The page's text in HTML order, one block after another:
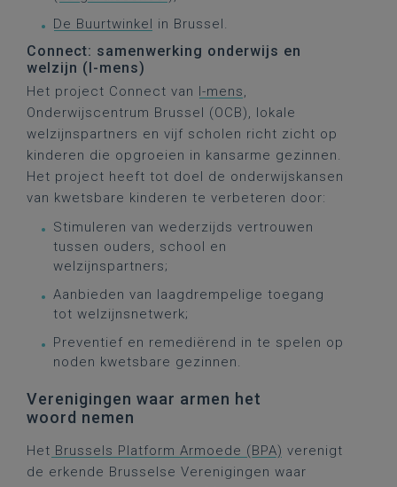
De Buurtwinkel in Brussel.
Connect: samenwerking onderwijs en
welzijn (I-mens)
Het project Connect van I-mens,
Onderwijscentrum Brussel (OCB), lokale
welzijnspartners en vijf scholen richt zicht op
kinderen die opgroeien in kansarme gezinnen.
Het project heeft tot doel de onderwijskansen
van kwetsbare kinderen te verbeteren door:
Stimuleren van wederzijds vertrouwen
tussen ouders, school en
welzijnspartners;
Aanbieden van laagdrempelige toegang
tot welzijnsnetwerk;
Preventief en remediërend in te spelen op
noden kwetsbare gezinnen.
Verenigingen waar armen het
woord nemen
Het Brussels Platform Armoede (BPA) verenigt
de erkende Brusselse Verenigingen waar